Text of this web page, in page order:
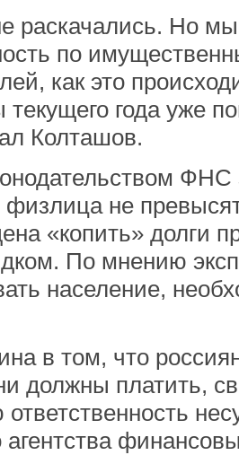
раскачались. Но
по
как это
года уже
Колташов.
физлица не
«копить» долги
По мнению
население,
в том, что
должны платить,